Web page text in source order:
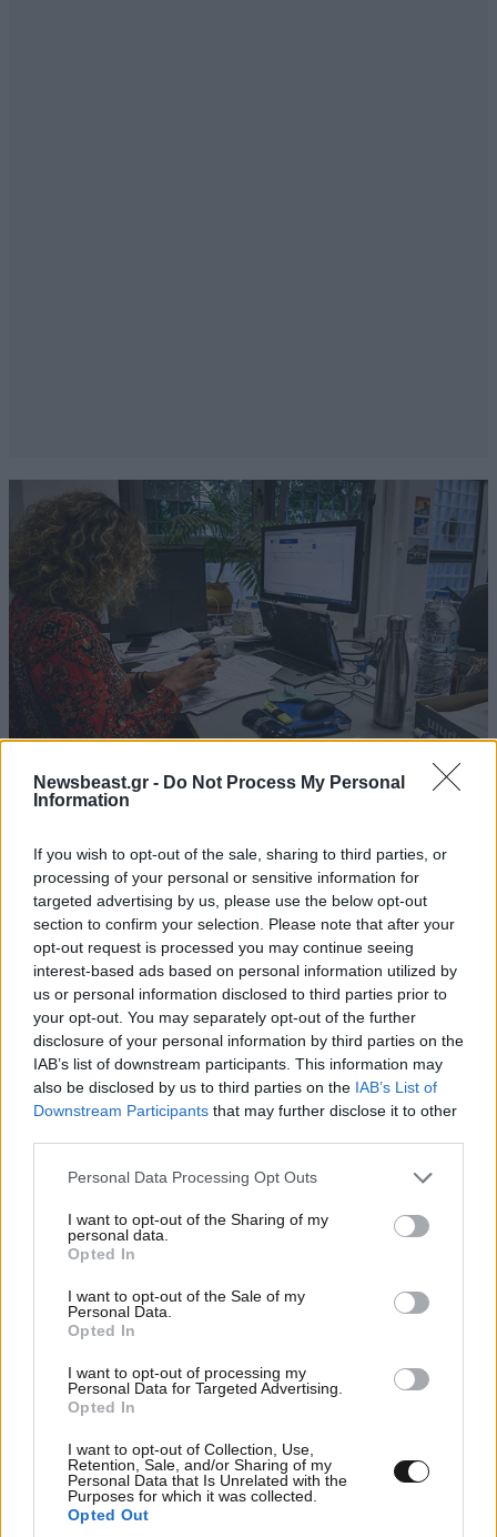
Newsbeast.gr - Do Not Process My Personal
Information
If you wish to opt-out of the sale, sharing to third parties, or
processing of your personal or sensitive information for
targeted advertising by us, please use the below opt-out
section to confirm your selection. Please note that after your
opt-out request is processed you may continue seeing
interest-based ads based on personal information utilized by
us or personal information disclosed to third parties prior to
your opt-out. You may separately opt-out of the further
disclosure of your personal information by third parties on the
IAB’s list of downstream participants. This information may
also be disclosed by us to third parties on the IAB’s List of
Downstream Participants that may further disclose it to other
Please note that this website/app uses one or more Google
not limited to your visit or usage behaviour. You may click to
grant or deny consent to Google and its third-party tags to
use your data for below specified purposes in below Google
consent section.
Personal Data Processing Opt Outs
I want to opt-out of the Sharing of my
personal data.
Opted In
I want to opt-out of the Sale of my
Personal Data.
Opted In
I want to opt-out of processing my
Personal Data for Targeted Advertising.
Opted In
I want to opt-out of Collection, Use,
Retention, Sale, and/or Sharing of my
Personal Data that Is Unrelated with the
Purposes for which it was collected.
Opted Out
ΟΙΚΟΝΟΜΙΑ08·08·2026 13:03
τηλεφώνημα από την ΑΑΔΕ για φορολογικές
εκκρεμότητες
Νία Βαρντάλος – Σπύρος Κατσαγάνης: Μια
σχέση που θυμίζει σενάριο ταινίας και μετρά